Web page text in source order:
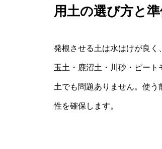
用土の選び方と
発根させる土は水はけが良
玉土・鹿沼土・川砂・ピー
土でも問題ありません。使
性を確保します。